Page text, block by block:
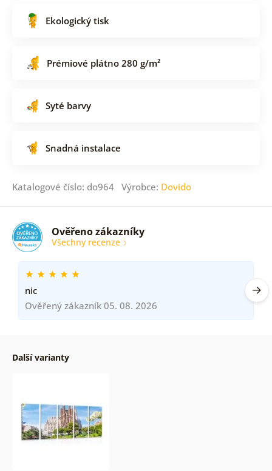
Ekologický tisk
Prémiové plátno 280 g/m²
Syté barvy
Snadná instalace
Katalogové číslo: do964 Výrobce: Dovido
Ověřeno zákazníky
Všechny recenze
nic
Ověřený zákazník 05. 08. 2026
Další varianty